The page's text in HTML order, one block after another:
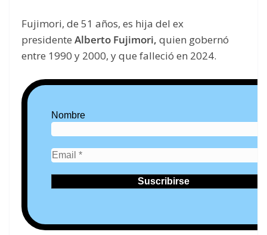
Fujimori, de 51 años, es hija del ex
presidente Alberto Fujimori, quien gobernó
entre 1990 y 2000, y que falleció en 2024.
Nombre